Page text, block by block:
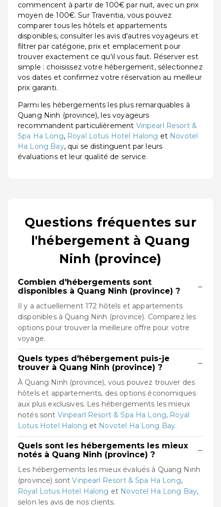
commencent à partir de 100€ par nuit, avec un prix
moyen de 100€. Sur Traventia, vous pouvez
comparer tous les hôtels et appartements
disponibles, consulter les avis d'autres voyageurs et
filtrer par catégorie, prix et emplacement pour
trouver exactement ce qu'il vous faut. Réserver est
simple : choisissez votre hébergement, sélectionnez
vos dates et confirmez votre réservation au meilleur
prix garanti.
Parmi les hébergements les plus remarquables à
Quang Ninh (province), les voyageurs
recommandent particulièrement Vinpearl Resort &
Spa Ha Long, Royal Lotus Hotel Halong et Novotel
Ha Long Bay, qui se distinguent par leurs
évaluations et leur qualité de service.
Questions fréquentes sur
l'hébergement à Quang
Ninh (province)
Combien d'hébergements sont
disponibles à Quang Ninh (province) ?
−
Il y a actuellement 172 hôtels et appartements
disponibles à Quang Ninh (province). Comparez les
options pour trouver la meilleure offre pour votre
voyage.
Quels types d'hébergement puis-je
trouver à Quang Ninh (province) ?
−
À Quang Ninh (province), vous pouvez trouver des
hôtels et appartements, des options économiques
aux plus exclusives. Les hébergements les mieux
notés sont Vinpearl Resort & Spa Ha Long, Royal
Lotus Hotel Halong et Novotel Ha Long Bay.
Quels sont les hébergements les mieux
notés à Quang Ninh (province) ?
−
Les hébergements les mieux évalués à Quang Ninh
(province) sontVinpearl Resort & Spa Ha Long,
Royal Lotus Hotel Halong et Novotel Ha Long Bay,
selon les avis de nos clients.